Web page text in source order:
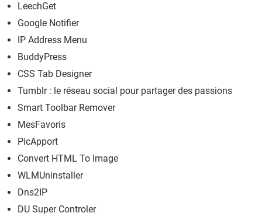
LeechGet
Google Notifier
IP Address Menu
BuddyPress
CSS Tab Designer
Tumblr : le réseau social pour partager des passions
Smart Toolbar Remover
MesFavoris
PicApport
Convert HTML To Image
WLMUninstaller
Dns2IP
DU Super Controler